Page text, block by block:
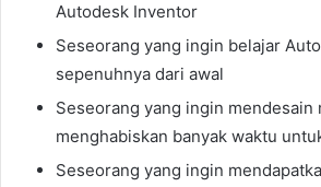
Autodesk Inventor
Seseorang yang ingin belajar
sepenuhnya dari awal
Seseorang yang ingin mendesain
menghabiskan banyak waktu
Seseorang yang ingin